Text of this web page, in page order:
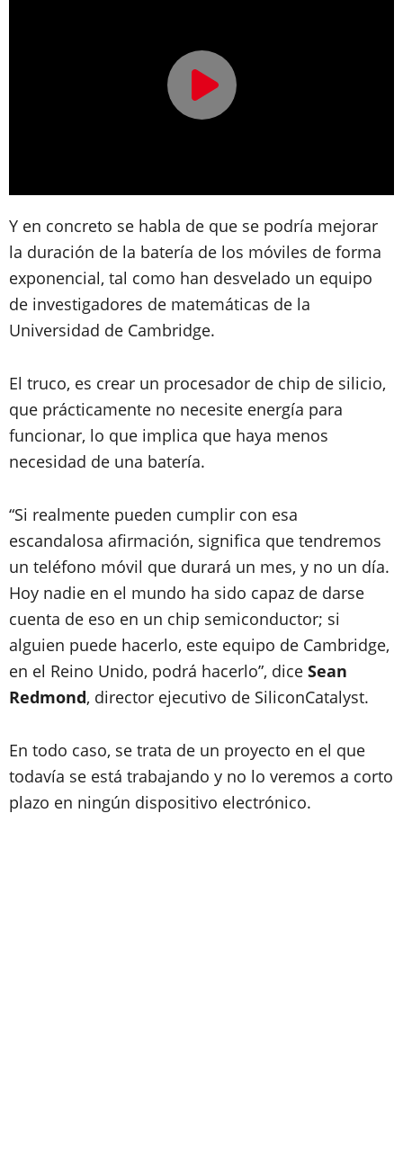
Y en concreto se habla de que se podría mejorar
la duración de la batería de los móviles de forma
exponencial, tal como han desvelado un equipo
de investigadores de matemáticas de la
Universidad de Cambridge.
El truco, es crear un procesador de chip de silicio,
que prácticamente no necesite energía para
funcionar, lo que implica que haya menos
necesidad de una batería.
“Si realmente pueden cumplir con esa
escandalosa afirmación, significa que tendremos
un teléfono móvil que durará un mes, y no un día.
Hoy nadie en el mundo ha sido capaz de darse
cuenta de eso en un chip semiconductor; si
alguien puede hacerlo, este equipo de Cambridge,
en el Reino Unido, podrá hacerlo”, dice Sean
Redmond, director ejecutivo de SiliconCatalyst.
En todo caso, se trata de un proyecto en el que
todavía se está trabajando y no lo veremos a corto
plazo en ningún dispositivo electrónico.